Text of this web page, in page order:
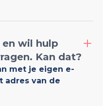
wil hulp
Kan dat?
met je eigen e-
adres van de